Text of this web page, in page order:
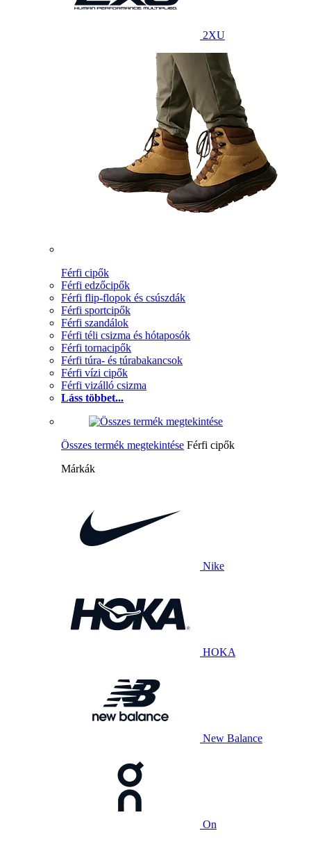
2XU
Férfi cipők
Férfi edzőcipők
Férfi flip-flopok és csúszdák
Férfi sportcipők
Férfi szandálok
Férfi téli csizma és hótaposók
Férfi tornacipők
Férfi túra- és túrabakancsok
Férfi vízi cipők
Férfi vizálló csizma
Láss többet...
Összes termék megtekintése Férfi cipők
Márkák
Nike
HOKA
New Balance
On